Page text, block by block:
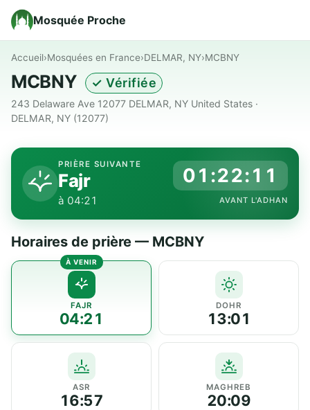
Mosquée Proche
Accueil›Mosquées en France›DELMAR, NY›MCBNY
MCBNY ✓ Vérifiée
243 Delaware Ave 12077 DELMAR, NY United States ·
DELMAR, NY (12077)
PRIÈRE SUIVANTE
Fajr
à 04:21
01:22:11
AVANT L'ADHAN
Horaires de prière — MCBNY
FAJR
04:21
DOHR
13:01
ASR
16:57
MAGHREB
20:09